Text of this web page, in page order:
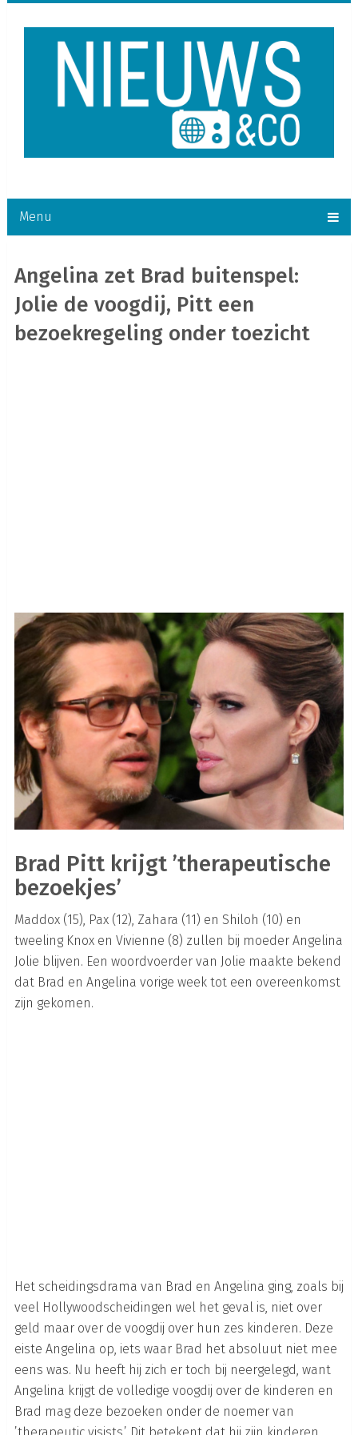
Menu
Angelina zet Brad buitenspel:
Jolie de voogdij, Pitt een
bezoekregeling onder toezicht
Brad Pitt krijgt ’therapeutische
bezoekjes’
Maddox (15), Pax (12), Zahara (11) en Shiloh (10) en
tweeling Knox en Vivienne (8) zullen bij moeder Angelina
Jolie blijven. Een woordvoerder van Jolie maakte bekend
dat Brad en Angelina vorige week tot een overeenkomst
zijn gekomen.
Het scheidingsdrama van Brad en Angelina ging, zoals bij
veel Hollywoodscheidingen wel het geval is, niet over
geld maar over de voogdij over hun zes kinderen. Deze
eiste Angelina op, iets waar Brad het absoluut niet mee
eens was. Nu heeft hij zich er toch bij neergelegd, want
Angelina krijgt de volledige voogdij over de kinderen en
Brad mag deze bezoeken onder de noemer van